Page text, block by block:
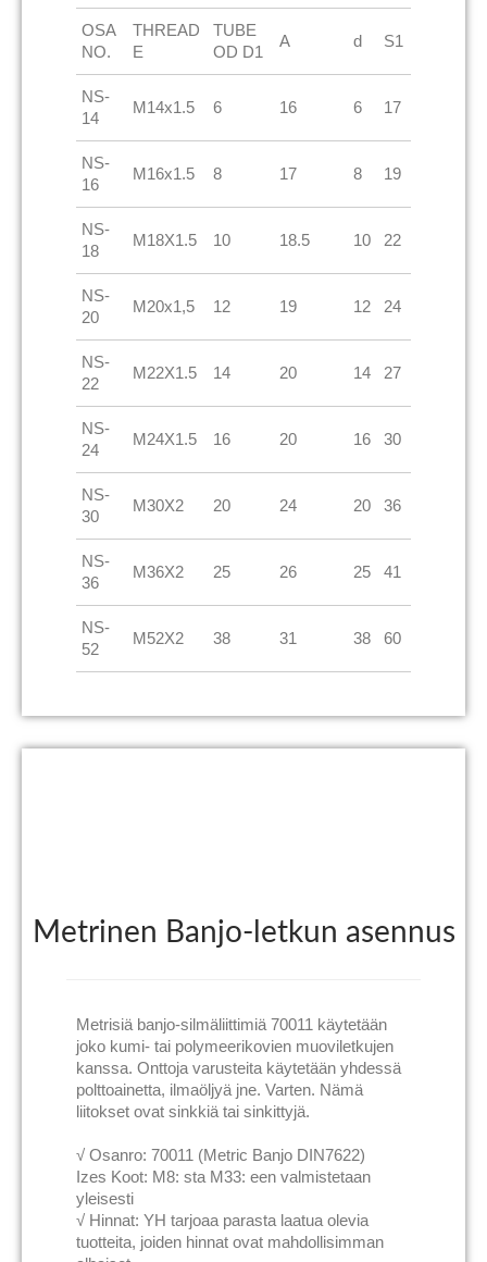
OSA
NO.
THREAD
E
TUBE
OD D1
A d S1
NS-
14
M14x1.5 6 16 6 17
NS-
16
M16x1.5 8 17 8 19
NS-
18
M18X1.5 10 18.5 10 22
NS-
20
M20x1,5 12 19 12 24
NS-
22
M22X1.5 14 20 14 27
NS-
24
M24X1.5 16 20 16 30
NS-
30
M30X2 20 24 20 36
NS-
36
M36X2 25 26 25 41
NS-
52
M52X2 38 31 38 60
Metrinen Banjo-letkun asennus
Metrisiä banjo-silmäliittimiä 70011 käytetään
joko kumi- tai polymeerikovien muoviletkujen
kanssa. Onttoja varusteita käytetään yhdessä
polttoainetta, ilmaöljyä jne. Varten. Nämä
liitokset ovat sinkkiä tai sinkittyjä.
√ Osanro: 70011 (Metric Banjo DIN7622)
Izes Koot: M8: sta M33: een valmistetaan
yleisesti
√ Hinnat: YH tarjoaa parasta laatua olevia
tuotteita, joiden hinnat ovat mahdollisimman